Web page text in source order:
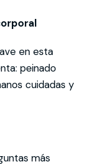
en esta
peinado
cuidadas y
más